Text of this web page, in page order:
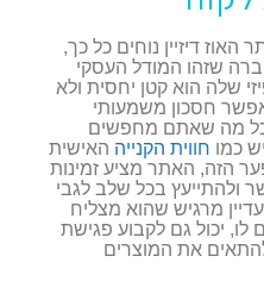
דיזיין נוחים כל כך,
שזהו המודל העסקי
שלה הוא קטן יחסית ולא
חסכון משמעותי
כל מה שאתם מחפשים
כמו חווית הקנייה האישית
הזה, האתר מציע זמינות
ולהתייעץ בכל שלב לגבי
מרגיש שהוא מצליח
יכול גם לקבוע פגישת
את המוצרים